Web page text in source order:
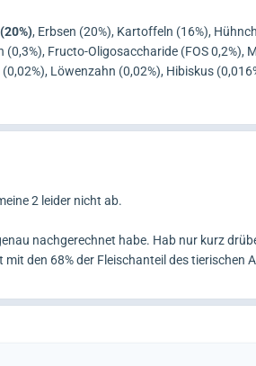
(20%), Erbsen (20%), Kartoffeln (16%),
Fructo-Oligosaccharide (FOS 0,2%),
Löwenzahn (0,02%), Hibiskus
2 leider nicht ab.
nachgerechnet habe. Hab nur kurz
den 68% der Fleischanteil des tierischen